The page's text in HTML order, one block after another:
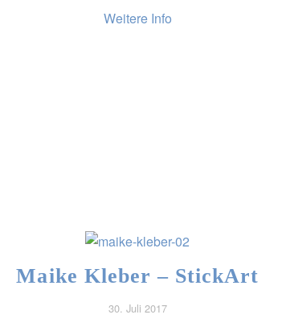
Weitere Info
Maike Kleber – StickArt
30. Juli 2017